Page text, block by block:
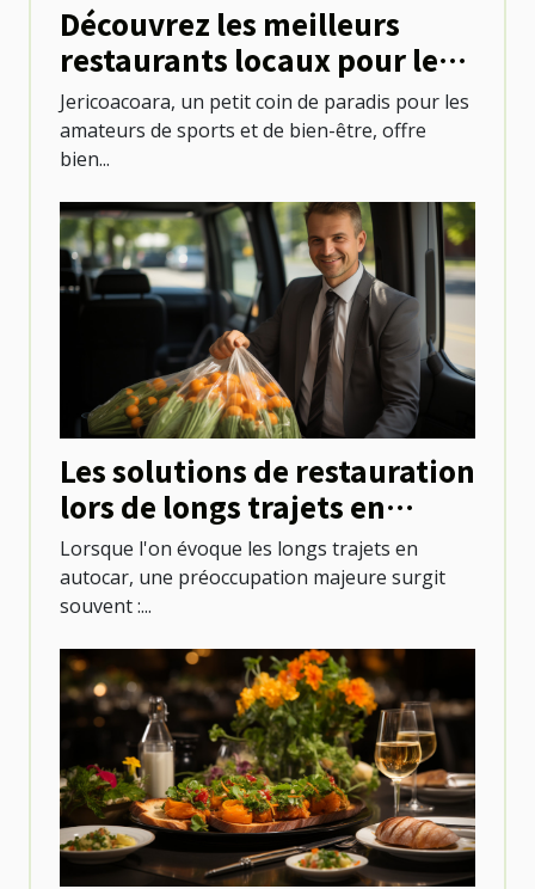
Découvrez les meilleurs
restaurants locaux pour les
sportifs à Jericoacoara
Jericoacoara, un petit coin de paradis pour les
amateurs de sports et de bien-être, offre
bien...
Les solutions de restauration
lors de longs trajets en
autocar
Lorsque l'on évoque les longs trajets en
autocar, une préoccupation majeure surgit
souvent :...